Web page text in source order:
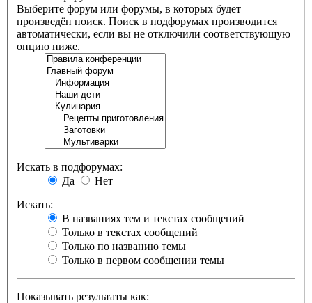
Выберите форум или форумы, в которых будет
произведён поиск. Поиск в подфорумах производится
автоматически, если вы не отключили соответствующую
опцию ниже.
Искать в подфорумах:
Да
Нет
Искать:
В названиях тем и текстах сообщений
Только в текстах сообщений
Только по названию темы
Только в первом сообщении темы
Показывать результаты как: